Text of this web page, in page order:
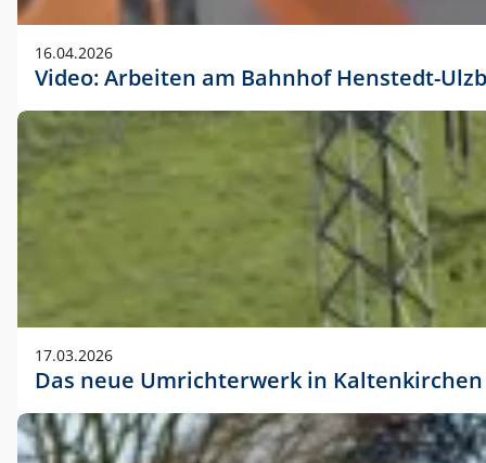
16.04.2026
Video: Arbeiten am Bahnhof Henstedt-
17.03.2026
Das neue Umrichterwerk in Kaltenkirchen